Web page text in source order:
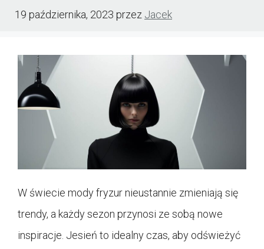
19 października, 2023 przez Jacek
W świecie mody fryzur nieustannie zmieniają się
trendy, a każdy sezon przynosi ze sobą nowe
inspiracje. Jesień to idealny czas, aby odświeżyć